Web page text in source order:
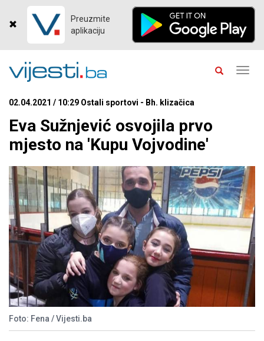
Preuzmite
aplikaciju
02.04.2021 / 10:29 Ostali sportovi - Bh. klizačica
Eva Sužnjević osvojila prvo
mjesto na 'Kupu Vojvodine'
Foto: Fena / Vijesti.ba